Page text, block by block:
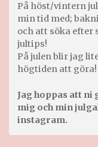
På höst/vintern
min tid med;
och att söka efter
jultips!
På julen blir jag
högtiden att göra!
Jag hoppas att
mig och min
instagram.